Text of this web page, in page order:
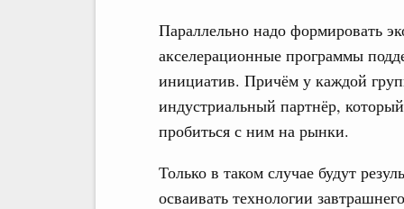
Параллельно надо формировать
акселерационные программы
инициатив. Причём у каждой
индустриальный партнёр,
пробиться с ним на рынки.
Только в таком случае будут
осваивать технологии